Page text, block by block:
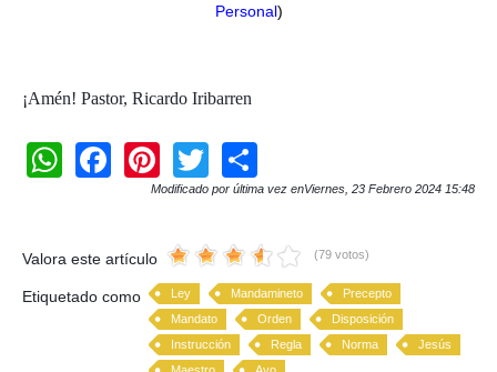
Personal)
¡Amén! Pastor, Ricardo Iribarren
W
s
A
F
e
b
Pi
nt
e
st
T
wi
er
h
e
Modificado por última vez enViernes, 23 Febrero 2024 15:48
Valora este artículo (79 votos)
Etiquetado como Ley Mandamineto
Precepto
Mandato
Orden
Disposición
Instrucción
Regla Norma
Jesús